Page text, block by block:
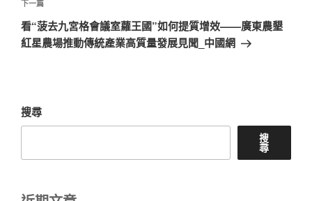
下
一
篇
下一篇
看“菠去九宮格會議室蘿王國”如何提質增效——廣東農墾
紅星農場推動傳統產業高質量發展見聞_中國網
搜尋
搜
尋